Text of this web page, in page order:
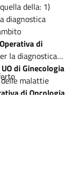
della: 1)
diagnostica
di
la diagnostica
UO di Ginecologia
malattie
di Oncologia
dei
e
croniche